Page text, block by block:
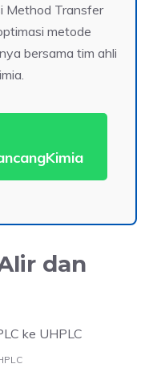
Method Transfer
metode
bersama tim ahli
dan